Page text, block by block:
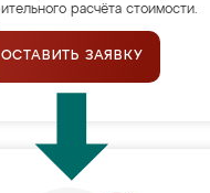
расчёта стоимости.
ОСТАВИТЬ ЗАЯВКУ